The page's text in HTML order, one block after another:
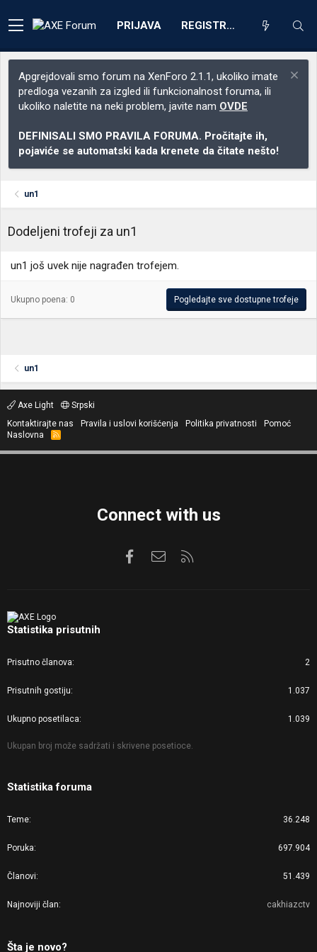
PRIJAVA REGISTRACIJA
Apgrejdovali smo forum na XenForo 2.1.1, ukoliko imate
predloga vezanih za izgled ili funkcionalnost foruma, ili
ukoliko naletite na neki problem, javite nam OVDE
DEFINISALI SMO PRAVILA FORUMA. Pročitajte ih,
pojaviće se automatski kada krenete da čitate nešto!
un1
Dodeljeni trofeji za un1
un1 još uvek nije nagrađen trofejem.
Ukupno poena: 0 Pogledajte sve dostupne trofeje
un1
Axe Light
Srpski
Kontaktirajte nas
Pravila i uslovi korišćenja Politika privatnosti
Pomoć
Naslovna
R
S
Connect with us
FacebookKontaktirajte nas
Statistika prisutnih
Prisutno članova 2
Prisutnih gostiju 1.037
Ukupno posetilaca 1.039
Ukupan broj može sadržati i skrivene posetioce.
Statistika foruma
Teme 36.248
Poruka 697.904
Članovi 51.439
Najnoviji član cakhiazctv
Šta je novo?